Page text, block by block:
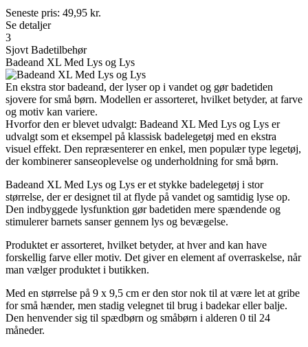
Seneste pris: 49,95 kr.
Se detaljer
3
Sjovt Badetilbehør
Badeand XL Med Lys og Lys
En ekstra stor badeand, der lyser op i vandet og gør badetiden
sjovere for små børn. Modellen er assorteret, hvilket betyder, at farve
og motiv kan variere.
Hvorfor den er blevet udvalgt: Badeand XL Med Lys og Lys er
udvalgt som et eksempel på klassisk badelegetøj med en ekstra
visuel effekt. Den repræsenterer en enkel, men populær type legetøj,
der kombinerer sanseoplevelse og underholdning for små børn.
Badeand XL Med Lys og Lys er et stykke badelegetøj i stor
størrelse, der er designet til at flyde på vandet og samtidig lyse op.
Den indbyggede lysfunktion gør badetiden mere spændende og
stimulerer barnets sanser gennem lys og bevægelse.
Produktet er assorteret, hvilket betyder, at hver and kan have
forskellig farve eller motiv. Det giver en element af overraskelse, når
man vælger produktet i butikken.
Med en størrelse på 9 x 9,5 cm er den stor nok til at være let at gribe
for små hænder, men stadig velegnet til brug i badekar eller balje.
Den henvender sig til spædbørn og småbørn i alderen 0 til 24
måneder.